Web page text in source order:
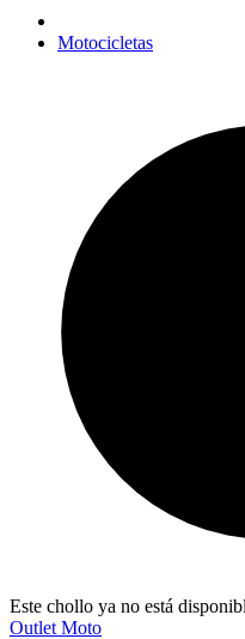
Motocicletas
Este chollo ya no está
Outlet Moto